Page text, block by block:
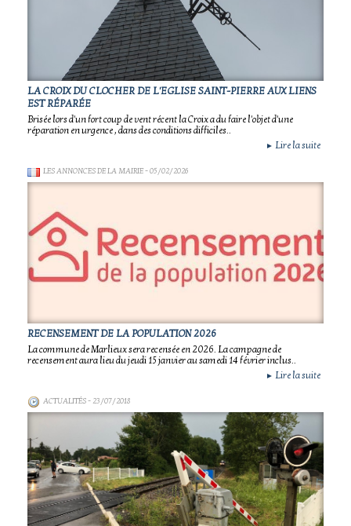
LA CROIX DU CLOCHER DE L'EGLISE SAINT-PIERRE AUX LIENS
EST RÉPARÉE
Brisée lors d'un fort coup de vent récent la Croix a du faire l'objet d'une
réparation en urgence , dans des conditions difficiles..
► Lire la suite
LES ANNONCES DE LA MAIRIE- 05/02/2026
RECENSEMENT DE LA POPULATION 2026
La commune de Marlieux sera recensée en 2026. La campagne de
recensement aura lieu du jeudi 15 janvier au samedi 14 février inclus..
► Lire la suite
ACTUALITÉS- 23/07/2018